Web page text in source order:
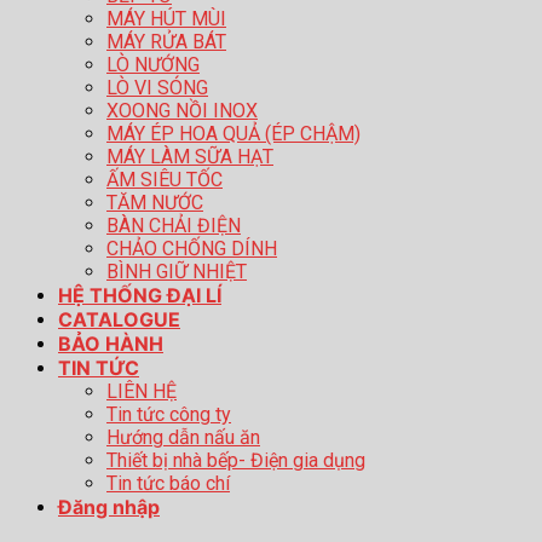
MÁY HÚT MÙI
MÁY RỬA BÁT
LÒ NƯỚNG
LÒ VI SÓNG
XOONG NỒI INOX
MÁY ÉP HOA QUẢ (ÉP CHẬM)
MÁY LÀM SỮA HẠT
ẤM SIÊU TỐC
TĂM NƯỚC
BÀN CHẢI ĐIỆN
CHẢO CHỐNG DÍNH
BÌNH GIỮ NHIỆT
HỆ THỐNG ĐẠI LÍ
CATALOGUE
BẢO HÀNH
TIN TỨC
LIÊN HỆ
Tin tức công ty
Hướng dẫn nấu ăn
Thiết bị nhà bếp- Điện gia dụng
Tin tức báo chí
Đăng nhập